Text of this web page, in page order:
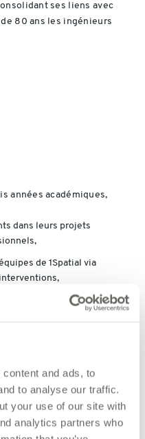
and ads, to
to analyse our traffic.
your use of our site with
analytics partners who
ses liens avec
80 ans les ingénieurs
années académiques,
dans leurs projets
de 1Spatial via
la
Fondation ENSG-
compétences, ce
1Spatial de soutenir
de favoriser